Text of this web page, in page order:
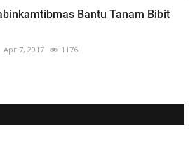
Bantu Tanam Bibit
Apr 7, 2017 1176